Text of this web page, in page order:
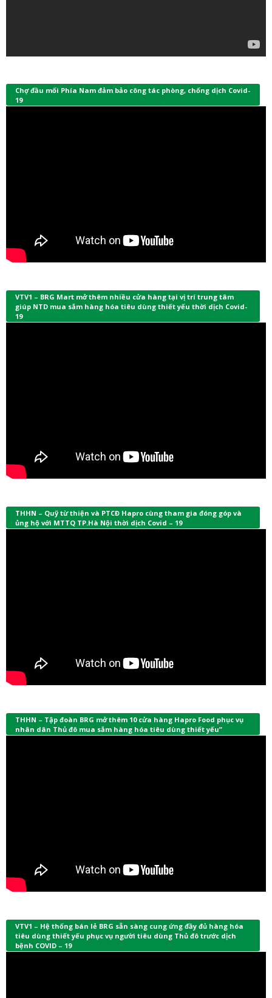
Chợ đầu mối Phía Nam đảm bảo công tác phòng, chống dịch Covid-
19
VTV1 – BRG Mart mở thêm nhiều cửa hàng tại vị trí trung tâm
giúp NTD mua sắm hàng hóa tiêu dùng thiết yếu thời dịch Covid-
19
THHN – Quỹ từ thiện và PTCĐ Hapro cùng tham gia đóng góp và
ủng hộ với MTTQ TP.Hà Nội thời dịch Covid – 19
THHN – Tập đoàn BRG mở thêm 10 cửa hàng Hapro Food phục vụ
nhân dân Thủ đô mua sắm hàng hóa tiêu dùng thiết yếu”
VTV1 – Hệ thống bán lẻ BRG sẵn sàng cung ứng đầy đủ hàng hóa
tiêu dùng thiết yếu phục vụ người tiêu dùng Thủ đô trước dịch
bệnh COVID – 19